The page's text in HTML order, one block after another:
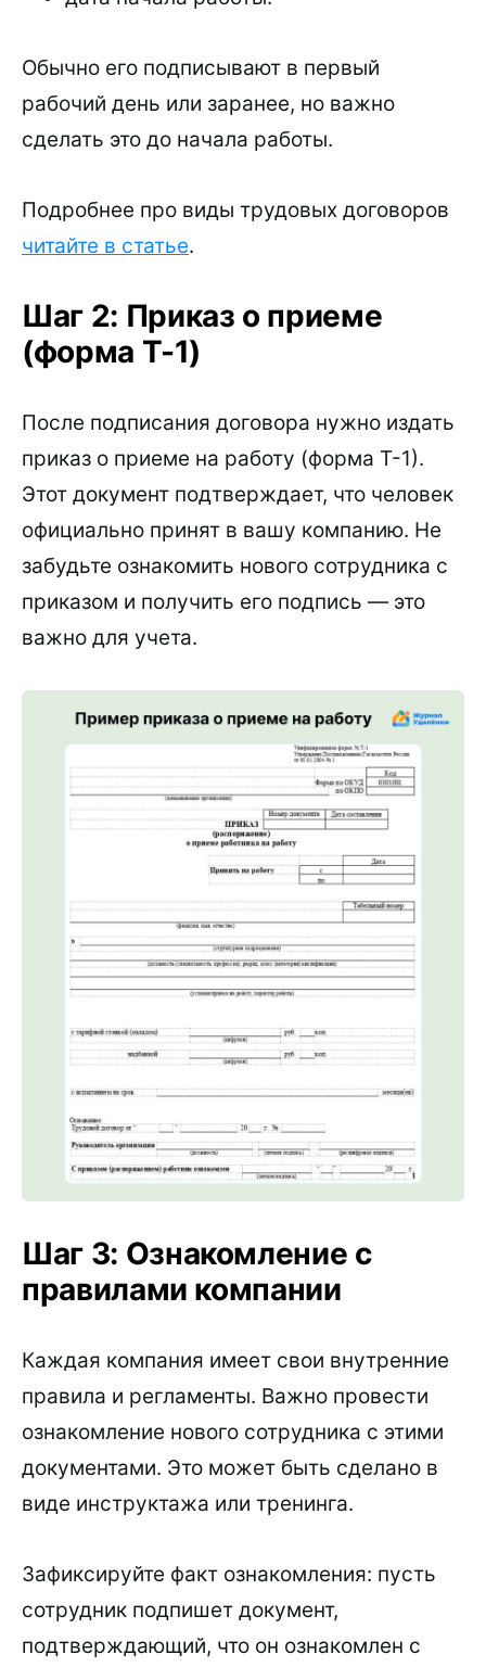
Обычно его подписывают в первый
рабочий день или заранее, но важно
сделать это до начала работы.
Подробнее про виды трудовых договоров
читайте в статье.
Шаг 2: Приказ о приеме
(форма Т-1)
После подписания договора нужно издать
приказ о приеме на работу (форма Т-1).
Этот документ подтверждает, что человек
официально принят в вашу компанию. Не
забудьте ознакомить нового сотрудника с
приказом и получить его подпись — это
важно для учета.
Шаг 3: Ознакомление с
правилами компании
Каждая компания имеет свои внутренние
правила и регламенты. Важно провести
ознакомление нового сотрудника с этими
документами. Это может быть сделано в
виде инструктажа или тренинга.
Зафиксируйте факт ознакомления: пусть
сотрудник подпишет документ,
подтверждающий, что он ознакомлен с